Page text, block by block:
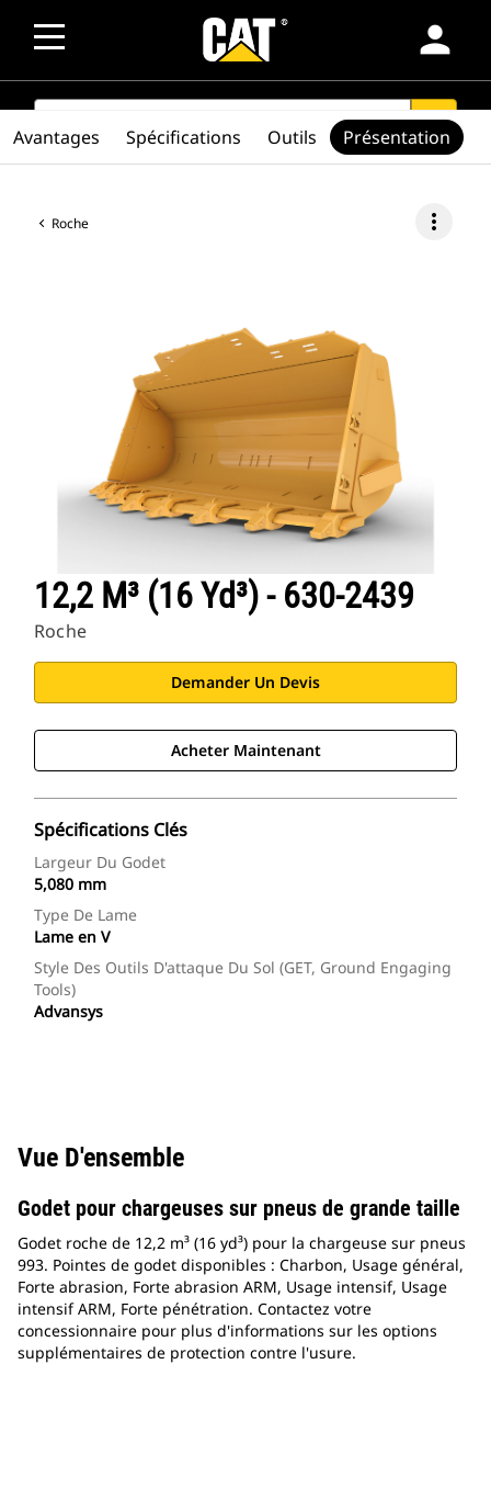
person
SEARCH search
Roche more_vert
12,2 M³ (16 Yd³) - 630-2439
Roche
Demander Un Devis
Acheter Maintenant
Spécifications Clés
Largeur Du Godet
5,080 mm
Type De Lame
Lame en V
Style Des Outils D'attaque Du Sol (GET, Ground Engaging
Tools)
Advansys
Avantages Spécifications Outils Présentation
Vue D'ensemble
Godet pour chargeuses sur pneus de grande taille
Godet roche de 12,2 m³ (16 yd³) pour la chargeuse sur pneus
993. Pointes de godet disponibles : Charbon, Usage général,
Forte abrasion, Forte abrasion ARM, Usage intensif, Usage
intensif ARM, Forte pénétration. Contactez votre
concessionnaire pour plus d'informations sur les options
supplémentaires de protection contre l'usure.